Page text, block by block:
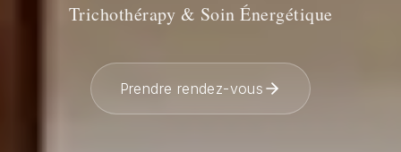
Trichothérapy & Soin Énergétique
Prendre rendez-vous